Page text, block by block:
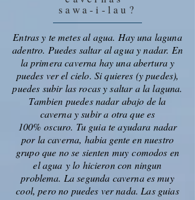
sawa-i-lau?
Entras y te metes al agua. Hay una laguna
adentro. Puedes saltar al agua y nadar. En
la primera caverna hay una abertura y
puedes ver el cielo. Si quieres (y puedes),
puedes subir las rocas y saltar a la laguna.
Tambien puedes nadar abajo de la
caverna y subir a otra que es
100% oscuro. Tu guia te ayudara nadar
por la caverna, habia gente en nuestro
grupo que no se sienten muy comodos en
el agua y lo hicieron con ningun
problema. La segunda caverna es muy
cool, pero no puedes ver nada. Las guias